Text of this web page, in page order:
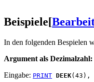
Beispiele[
In den folgenden Bespielen
Argument als Dezimalzahl:
Eingabe: PRINT DEEK(43),